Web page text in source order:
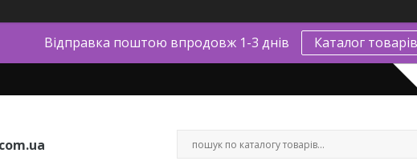
Відправка поштою впродовж 1-3 днів Каталог товарів